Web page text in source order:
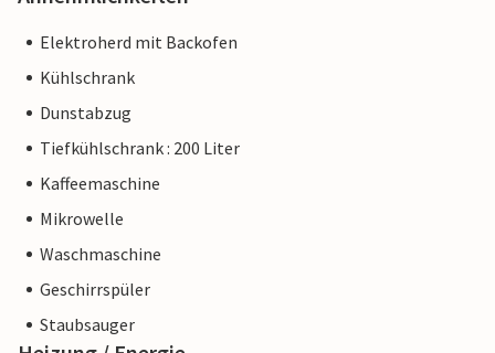
Elektroherd mit Backofen
Kühlschrank
Dunstabzug
Tiefkühlschrank : 200 Liter
Kaffeemaschine
Mikrowelle
Waschmaschine
Geschirrspüler
Staubsauger